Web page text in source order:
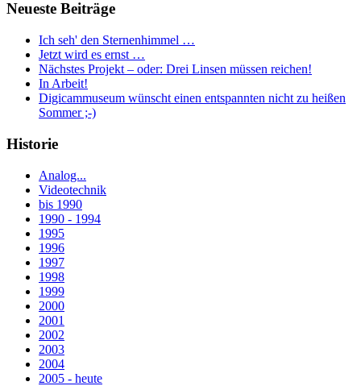
Neueste Beiträge
Ich seh' den Sternenhimmel …
Jetzt wird es ernst …
Nächstes Projekt – oder: Drei Linsen müssen reichen!
In Arbeit!
Digicammuseum wünscht einen entspannten nicht zu heißen
Sommer ;-)
Historie
Analog...
Videotechnik
bis 1990
1990 - 1994
1995
1996
1997
1998
1999
2000
2001
2002
2003
2004
2005 - heute